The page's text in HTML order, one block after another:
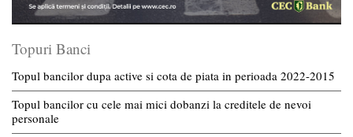
Topuri Banci
Topul bancilor dupa active si cota de piata in perioada 2022-2015
Topul bancilor cu cele mai mici dobanzi la creditele de nevoi
personale